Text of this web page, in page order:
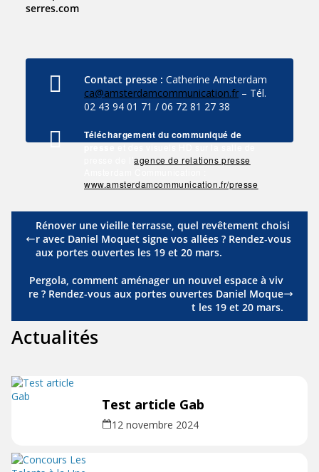
serres.com
Contact presse : Catherine Amsterdam
ca@amsterdamcommunication.fr – Tél.
02 43 94 01 71 / 06 72 81 27 38
Téléchargement du communiqué de
presse de l’agence de relations presse
www.amsterdamcommunication.fr/presse
Rénover une vieille terrasse, quel revêtement choisi
r avec Daniel Moquet signe vos allées ? Rendez-vous
aux portes ouvertes les 19 et 20 mars.
Pergola, comment aménager un nouvel espace à viv
re ? Rendez-vous aux portes ouvertes Daniel Moque
t les 19 et 20 mars.
Actualités
Test article Gab
12 novembre 2024